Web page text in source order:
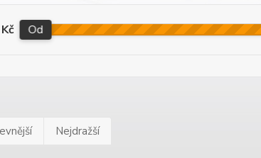
Kč Od
Nejdražší